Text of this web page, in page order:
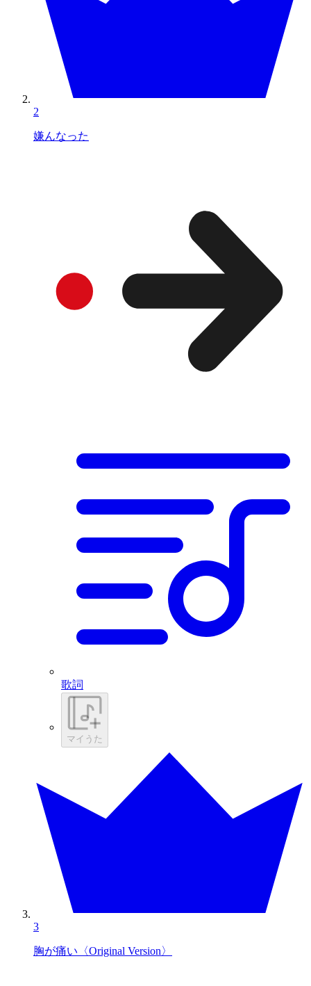
2
嫌んなった
歌詞
マイうた
3
胸が痛い〈Original Version〉